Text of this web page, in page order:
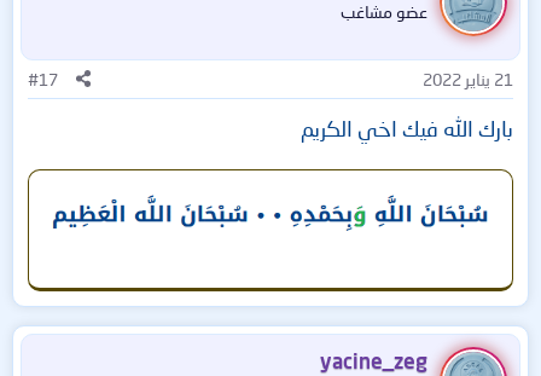
عضو مشاغب
21 يناير 2022 #17
بارك الله فيك اخي الكريم
yacine_zeg